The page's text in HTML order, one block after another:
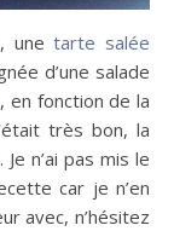
unetarte salée
d’une salade
, en fonction de la
très bon, la
n’ai pas mis le
car je n’en
avec, n’hésitez